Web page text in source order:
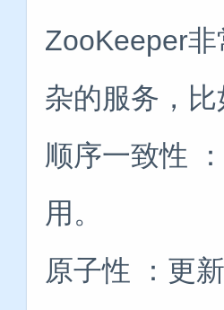
ZooKeeper
杂的服务，
顺序一致性
用。
原子性 ：更